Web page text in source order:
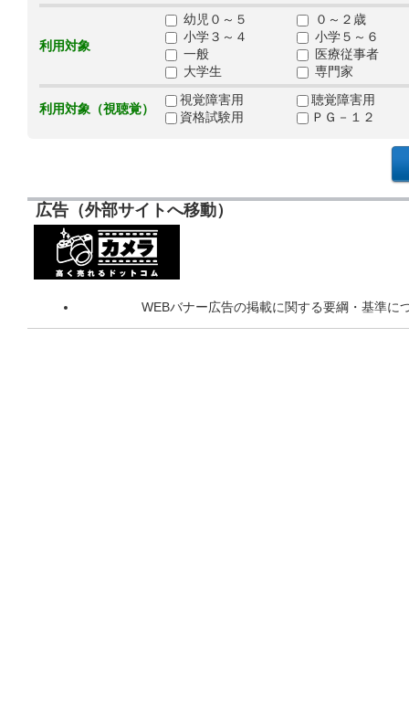
利用対象
幼児０～５
０～２歳
小学３～４
小学５～６
一般
医療従事者
大学生
専門家
利用対象（視聴覚）
視覚障害用
聴覚障害用
資格試験用
ＰＧ－１２
広告（外部サイトへ移動）
WEBバナー広告の掲載に関する要綱・基準に